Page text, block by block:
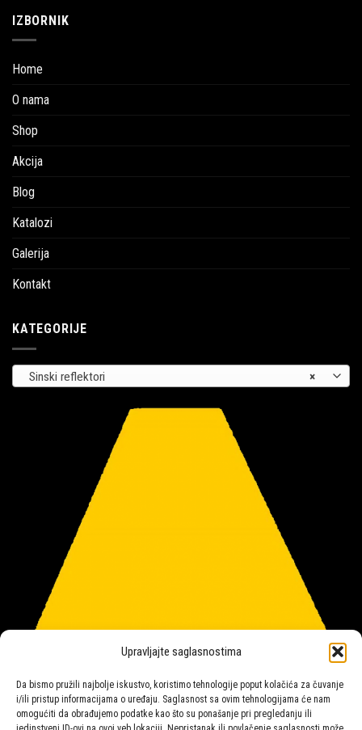
Upravljajte saglasnostima
Da bismo pružili najbolje iskustvo, koristimo tehnologije poput kolačića za čuvanje
i/ili pristup informacijama o uređaju. Saglasnost sa ovim tehnologijama će nam
omogućiti da obrađujemo podatke kao što su ponašanje pri pregledanju ili
IZBORNIK
Home
O nama
Shop
Akcija
Blog
Katalozi
Galerija
Kontakt
KATEGORIJE
×
Sinski reflektori